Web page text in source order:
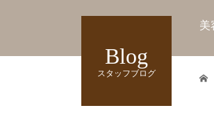
Blog
スタッフブログ
美